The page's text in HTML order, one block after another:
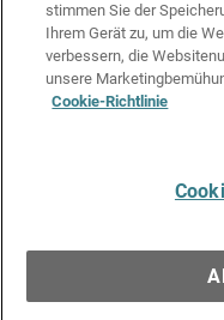
Cookie-Richtlinie
Datenschutzrichtlinie
Media & Brand Kit
stimmen Sie der
Ihrem Gerät zu, um die
verbessern, die
unsere
Cookie-Richtlinie